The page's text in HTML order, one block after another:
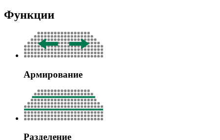
Функции
Армирование
Разделение